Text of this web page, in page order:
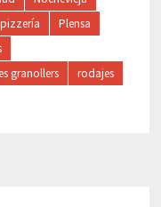
pizzería
Plensa
granollers
rodajes